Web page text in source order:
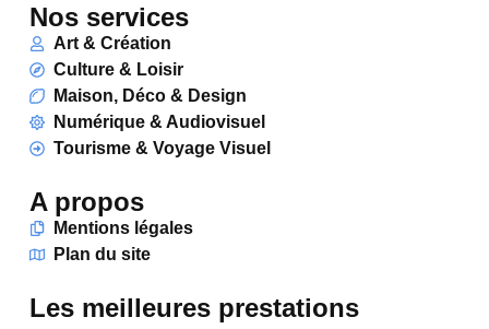
Nos services
Art & Création
Culture & Loisir
Maison, Déco & Design
Numérique & Audiovisuel
Tourisme & Voyage Visuel
A propos
Mentions légales
Plan du site
Les meilleures prestations